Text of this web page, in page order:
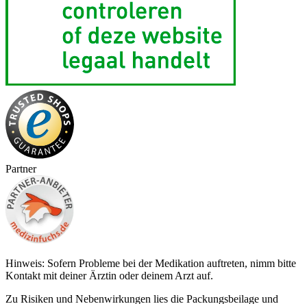
Partner
Hinweis: Sofern Probleme bei der Medikation auftreten, nimm bitte
Kontakt mit deiner Ärztin oder deinem Arzt auf.
Zu Risiken und Nebenwirkungen lies die Packungsbeilage und